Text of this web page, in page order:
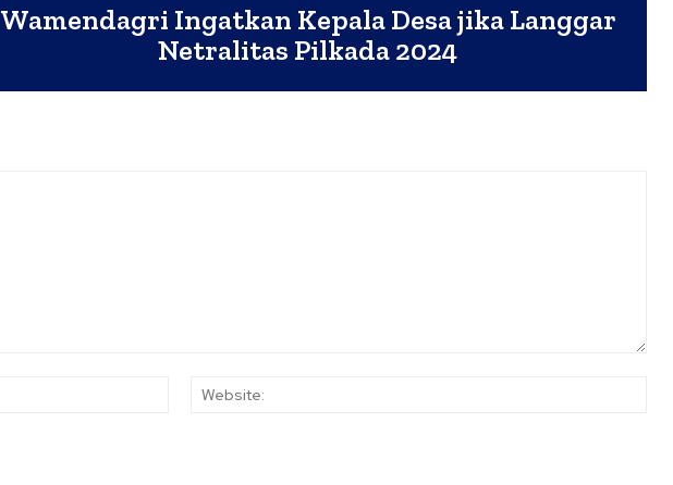
Wamendagri Ingatkan Kepala Desa jika Langgar
Netralitas Pilkada 2024
Email:*